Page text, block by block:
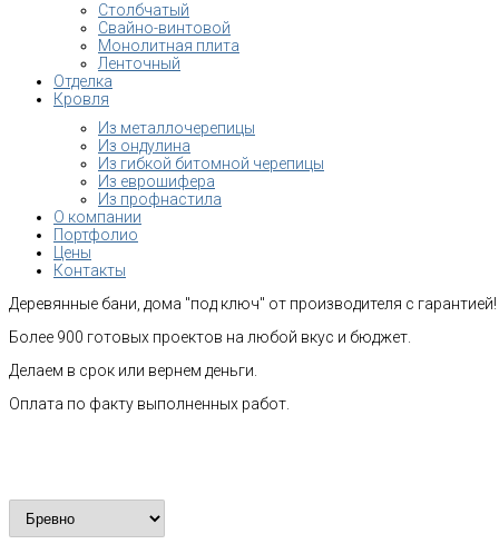
Столбчатый
Свайно-винтовой
Монолитная плита
Ленточный
Отделка
Кровля
Из металлочерепицы
Из ондулина
Из гибкой битомной черепицы
Из еврошифера
Из профнастила
О компании
Портфолио
Цены
Контакты
Деревянные бани, дома "под ключ" от производителя с гарантией!
Более 900 готовых проектов на любой вкус и бюджет.
Делаем в срок или вернем деньги.
Оплата по факту выполненных работ.